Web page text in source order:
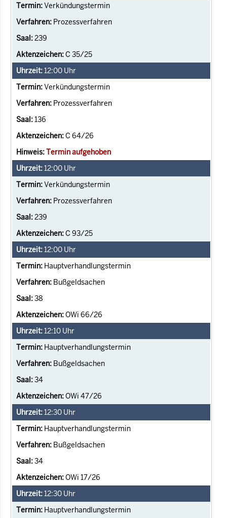
Verkündungstermin
Prozessverfahren
239
C 35/25
12:00 Uhr
Verkündungstermin
Prozessverfahren
136
C 64/26
Termin aufgehoben
12:00 Uhr
Verkündungstermin
Prozessverfahren
239
C 93/25
12:00 Uhr
Hauptverhandlungstermin
Bußgeldsachen
38
OWi 66/26
12:10 Uhr
Hauptverhandlungstermin
Bußgeldsachen
34
OWi 47/26
12:30 Uhr
Hauptverhandlungstermin
Bußgeldsachen
34
OWi 17/26
12:30 Uhr
Hauptverhandlungstermin